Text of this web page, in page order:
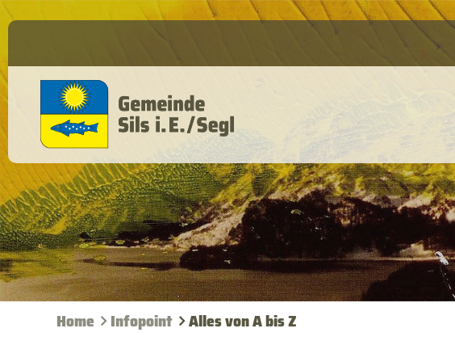
Home Infopoint Alles von A bis Z